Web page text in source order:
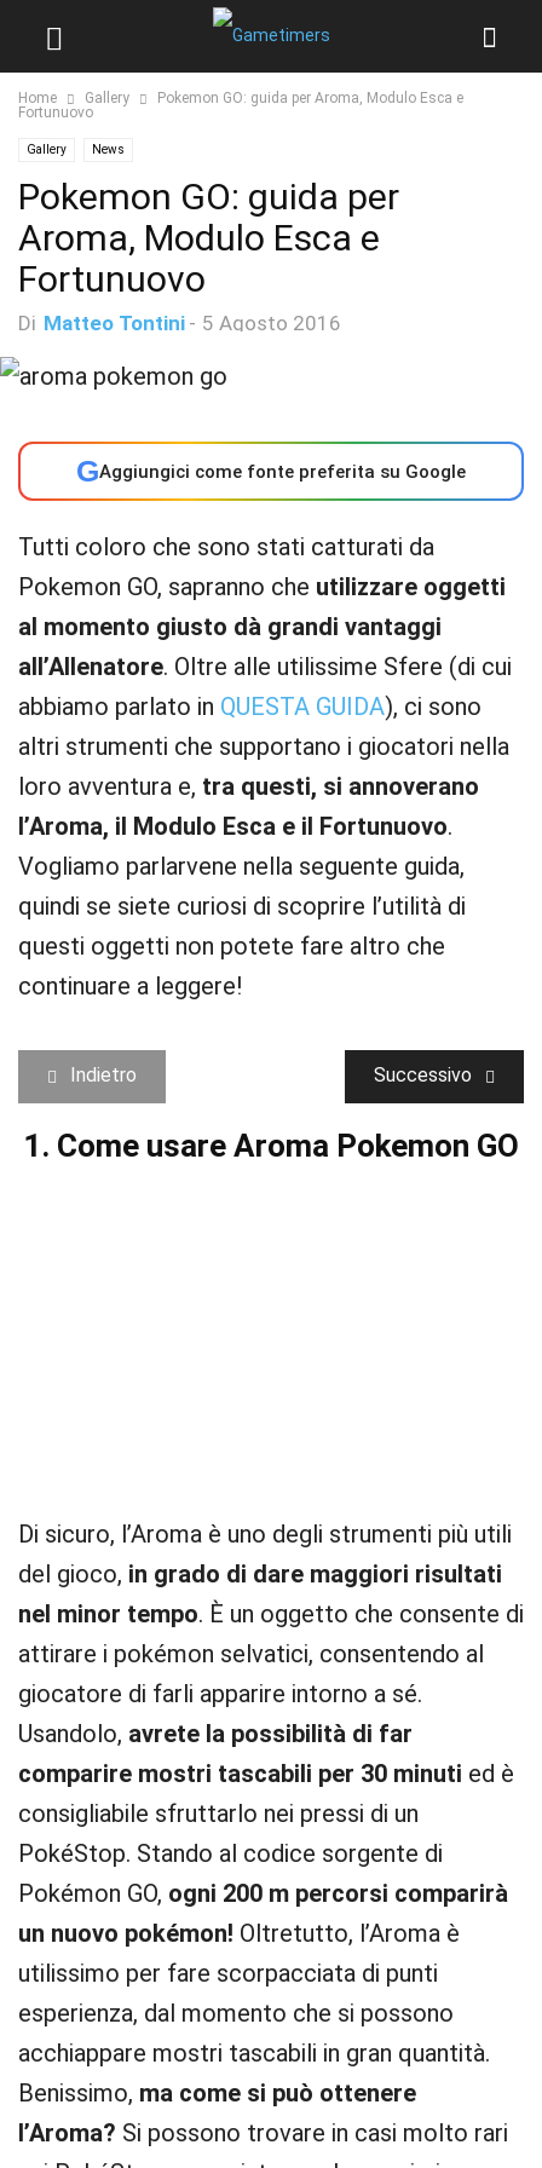
Home Gallery
Pokemon GO: guida per Aroma, Modulo Esca e
Fortunuovo
Gallery News
Pokemon GO: guida per
Aroma, Modulo Esca e
Fortunuovo
Di Matteo Tontini - 5 Agosto 2016
GAggiungici come fonte preferita su Google
Tutti coloro che sono stati catturati da
Pokemon GO, sapranno che utilizzare oggetti
al momento giusto dà grandi vantaggi
all’Allenatore. Oltre alle utilissime Sfere (di cui
abbiamo parlato in QUESTA GUIDA), ci sono
altri strumenti che supportano i giocatori nella
loro avventura e, tra questi, si annoverano
l’Aroma, il Modulo Esca e il Fortunuovo.
Vogliamo parlarvene nella seguente guida,
quindi se siete curiosi di scoprire l’utilità di
questi oggetti non potete fare altro che
continuare a leggere!
Indietro Successivo
1. Come usare Aroma Pokemon GO
Di sicuro, l’Aroma è uno degli strumenti più utili
del gioco, in grado di dare maggiori risultati
nel minor tempo. È un oggetto che consente di
attirare i pokémon selvatici, consentendo al
giocatore di farli apparire intorno a sé.
Usandolo, avrete la possibilità di far
comparire mostri tascabili per 30 minuti ed è
consigliabile sfruttarlo nei pressi di un
PokéStop. Stando al codice sorgente di
Pokémon GO, ogni 200 m percorsi comparirà
un nuovo pokémon! Oltretutto, l’Aroma è
utilissimo per fare scorpacciata di punti
esperienza, dal momento che si possono
acchiappare mostri tascabili in gran quantità.
Benissimo, ma come si può ottenere
l’Aroma? Si possono trovare in casi molto rari